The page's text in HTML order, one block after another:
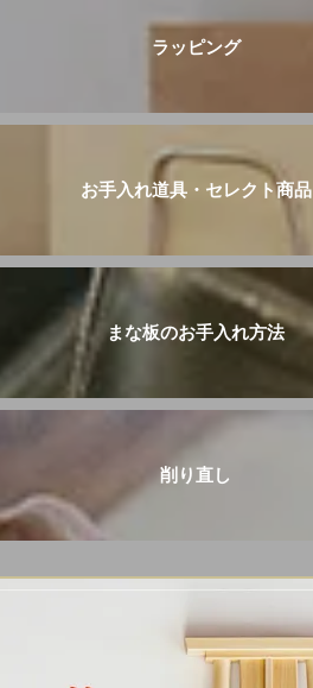
ラッピング
お手入れ道具・セレクト商品
まな板のお手入れ方法
削り直し